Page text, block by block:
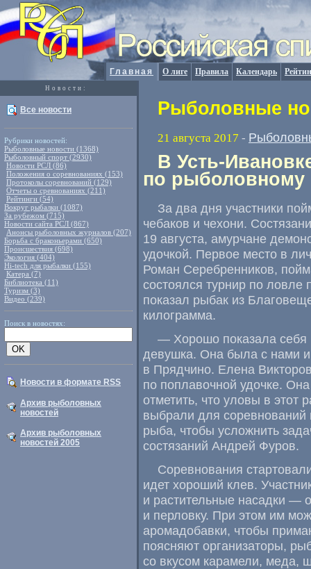
Главная О лиге Правила Календарь
Новости:
Все новости
Рубрики новостей:
Рыболовные новости (1368)
Рыболовный спорт (2930)
Новости РСЛ (86)
Положения о соревнованиях (153)
Протоколы соревнований (129)
Отчеты о сревнованиях (211)
Рейтинги (54)
Вокруг рыбалки (1087)
За рубежом (715)
Новости сайта РСЛ (867)
Анонсы рыболовных журналов (207)
Борьба с браконьерами (650)
Происшествия (698)
Экология (404)
Hi-tech для рыбалки (155)
Катера (7)
Библиотека (11)
Туризм (3)
Видео (239)
Поиск в новостях:
Новости в формате RSS
Архив рыболовных
новостей
Архив рыболовных
новостей 2005
Рыболовные
21 августа 2017 -
В Усть-
по рыболовному
За два дня участники
чебаков и чехони.
19 августа, амурчане
удочкой. Первое место в
Роман Серебренников,
состоялся турнир по ловле
показал рыбак из
килограмма.
— Хорошо показала себя
девушка. Она была с нами
в Прядчино. Елена
по поплавочной удочке.
отметить, что уловы в этот
выбрали для соревнований
рыба, чтобы усложнить
состязаний Андрей Фуров.
Соревнования
идет хороший клев.
и растительные насадки —
и перловку. При этом им
аромадобавки, чтобы
поясняют организаторы,
со вкусом карамели, меда,